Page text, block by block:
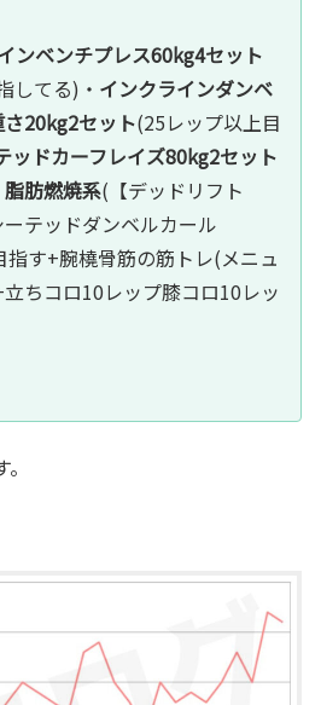
ンベンチプレス60kg4セット
してる)・ インクラインダンベ
20kg2セット(25レップ以上目
ッドカーフレイズ80kg2セット
脂肪燃焼系(【デッドリフト
テッドダンベルカール
す+腕橈骨筋の筋トレ(メニュ
ちコロ10レップ膝コロ10レッ